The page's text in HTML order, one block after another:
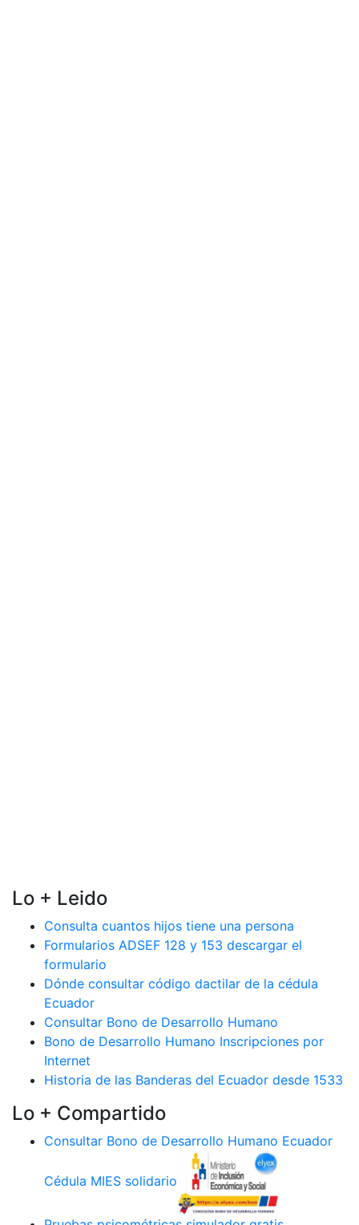
Lo + Leido
Consulta cuantos hijos tiene una persona
Formularios ADSEF 128 y 153 descargar el
formulario
Dónde consultar código dactilar de la cédula
Ecuador
Consultar Bono de Desarrollo Humano
Bono de Desarrollo Humano Inscripciones por
Internet
Historia de las Banderas del Ecuador desde 1533
Lo + Compartido
Consultar Bono de Desarrollo Humano Ecuador
Cédula MIES solidario